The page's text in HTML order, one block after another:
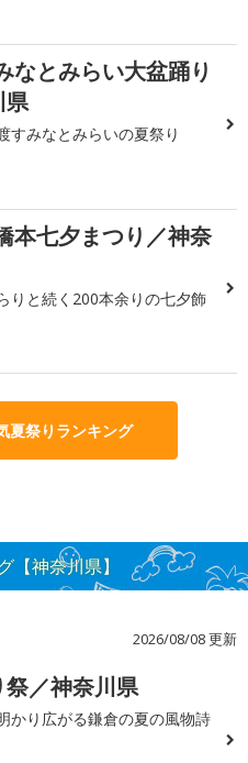
なとみらい大盆踊り
県
すみなとみらいの夏祭り
本七夕まつり／神奈
りと続く200本余りの七夕飾
夏祭りランキング
【神奈川県】
2026/08/08 更新
祭／神奈川県
かり広がる鎌倉の夏の風物詩